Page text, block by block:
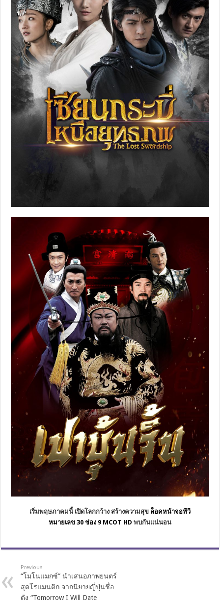
เริ่มพฤษภาคมนี้ เปิดโลกกว้าง สร้างความสุข ล็อคหน้าจอทีวี
หมายเลข 30ช่อง 9 MCOT HD พบกันแน่นอน
Previous
“โมโนแมกซ์” นำเสนอภาพยนตร์
สุดโรแมนติก จากนิยายญี่ปุ่นชื่อ
ดัง “Tomorrow I Will Date